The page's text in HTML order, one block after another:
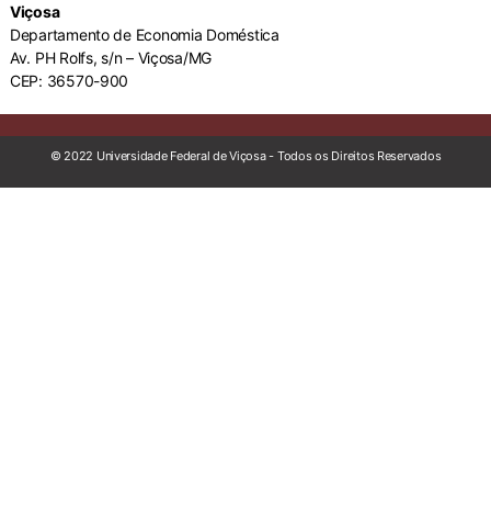
Viçosa
Departamento de Economia Doméstica
Av. PH Rolfs, s/n – Viçosa/MG
CEP: 36570-900
© 2022 Universidade Federal de Viçosa - Todos os Direitos Reservados